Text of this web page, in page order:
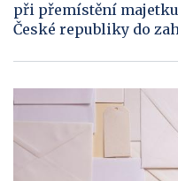
při přemístění
České republiky do